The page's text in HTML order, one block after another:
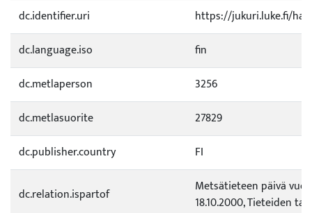
dc.identifier.uri
https://jukuri.luke.fi/
dc.language.iso
fin
dc.metlaperson
3256
dc.metlasuorite
27829
dc.publisher.country
FI
dc.relation.ispartof
Metsätieteen päivä
18.10.2000, Tieteiden